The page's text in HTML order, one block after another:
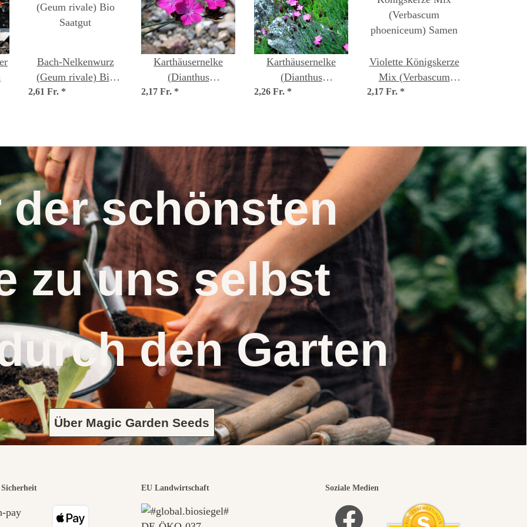
Bach-Nelkenwurz
(Geum rivale) Bio
Saatgut
2,61 Fr. *
Karthäusernelke
(Dianthus
carthusianorum)
2,17 Fr. *
Karthäusernelke
(Dianthus
carthusianorum) Bio
2,26 Fr. *
Violette Königskerze
Mix (Verbascum
phoeniceum) Samen
2,17 Fr. *
der schönsten
zu uns selbst
den Garten
Über Magic Garden Seeds
EU Landwirtschaft Soziale Medien